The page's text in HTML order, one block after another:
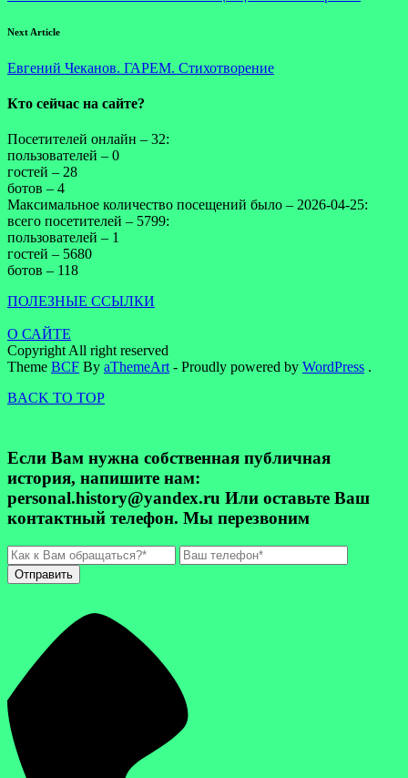
Next Article
Евгений Чеканов. ГАРЕМ. Стихотворение
Кто сейчас на сайте?
Посетителей онлайн – 32:
пользователей – 0
гостей – 28
ботов – 4
Максимальное количество посещений было – 2026-04-25:
всего посетителей – 5799:
пользователей – 1
гостей – 5680
ботов – 118
ПОЛЕЗНЫЕ ССЫЛКИ
О САЙТЕ
Copyright All right reserved
Theme BCF By aThemeArt - Proudly powered by WordPress .
BACK TO TOP
Если Вам нужна собственная публичная
история, напишите нам:
personal.history@yandex.ru Или оставьте Ваш
контактный телефон. Мы перезвоним
Отправить